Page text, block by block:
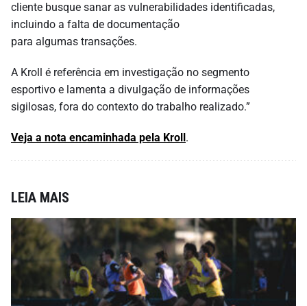
cliente busque sanar as vulnerabilidades identificadas,
incluindo a falta de documentação
para algumas transações.
A Kroll é referência em investigação no segmento
esportivo e lamenta a divulgação de informações
sigilosas, fora do contexto do trabalho realizado.”
Veja a nota encaminhada pela Kroll .
LEIA MAIS